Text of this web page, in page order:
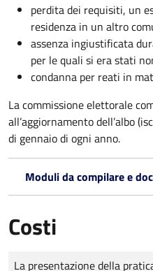
perdita dei requisiti, un
residenza in un altro
assenza ingiustificata
per le quali si era stati
condanna per reati in
La commissione elettorale
all’aggiornamento dell’albo
di gennaio di ogni anno.
Moduli da compilare e
Costi
Tipo di pagamento
Importo
La presentazione della